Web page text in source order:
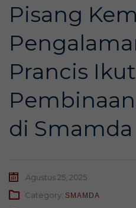
Pisang
Prancis Ikut
di Smamda
Agustus 25, 2025
Category: SMAMDA